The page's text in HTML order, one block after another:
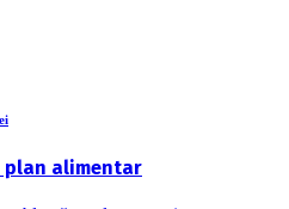
plan alimentar